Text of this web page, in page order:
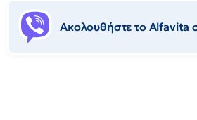
Ακολουθήστε το Αlfavita